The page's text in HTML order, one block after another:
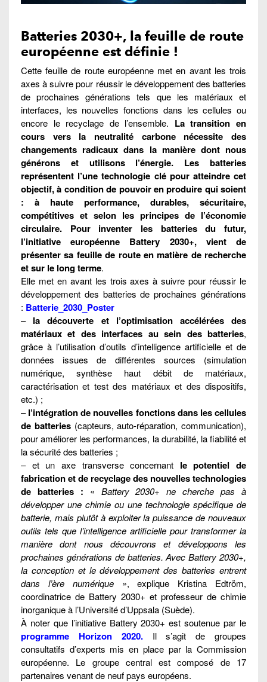
Batteries 2030+, la feuille de route
européenne est définie !
Cette feuille de route européenne met en avant les trois
axes à suivre pour réussir le développement des batteries
de prochaines générations tels que les matériaux et
interfaces, les nouvelles fonctions dans les cellules ou
encore le recyclage de l’ensemble. La transition en
cours vers la neutralité carbone nécessite des
changements radicaux dans la manière dont nous
générons et utilisons l’énergie. Les batteries
représentent l’une technologie clé pour atteindre cet
objectif, à condition de pouvoir en produire qui soient
: à haute performance, durables, sécuritaire,
compétitives et selon les principes de l’économie
circulaire. ​Pour inventer les batteries du futur,
l’initiative européenne Battery 2030+, vient de
présenter sa feuille de route en matière de recherche
et sur le long terme.
Elle met en avant les trois axes à suivre pour réussir le
développement des batteries de prochaines générations
: Batterie_2030_Poster
– la découverte et l’optimisation accélérées des
matériaux et des interfaces au sein des batteries,
grâce à l’utilisation d’outils d’intelligence artificielle et de
données issues de différentes sources (simulation
numérique, synthèse haut débit de matériaux,
caractérisation et test des matériaux et des dispositifs,
etc.) ;
–l’intégration de nouvelles fonctions dans les cellules
de batteries(capteurs, auto-réparation, communication),
pour améliorer les performances, la durabilité, la fiabilité et
la sécurité des batteries ;
– et un axe transverse concernant le potentiel de
fabrication et de recyclage des nouvelles technologies
de batteries : « Battery 2030+ ne cherche pas à
développer une chimie ou une technologie spécifique de
batterie, mais plutôt à exploiter la puissance de nouveaux
outils tels que l’intelligence artificielle pour transformer la
manière dont nous découvrons et développons les
prochaines générations de batteries. Avec Battery 2030+,
la conception et le développement des batteries entrent
dans l’ère numérique», explique Kristina Edtröm,
coordinatrice de Battery 2030+ et professeur de chimie
inorganique à l’Université d’Uppsala (Suède).
À noter que l’initiative Battery 2030+ est soutenue par le
programme Horizon 2020.Il s’agit de groupes
consultatifs d’experts mis en place par la Commission
européenne. Le groupe central est composé de 17
partenaires venant de neuf pays européens.